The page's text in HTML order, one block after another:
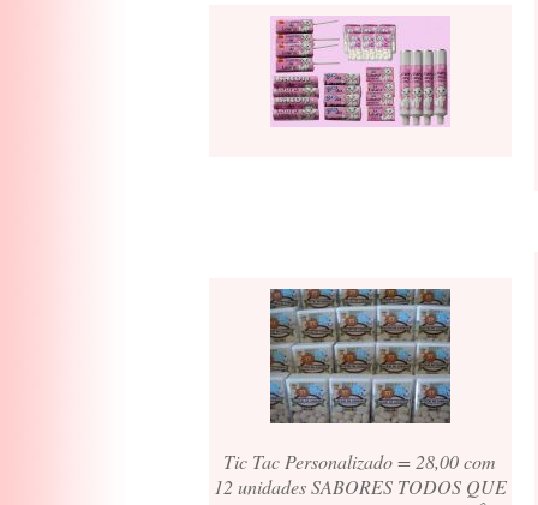
Tic Tac Personalizado = 28,00 com
12 unidades SABORES TODOS QUE